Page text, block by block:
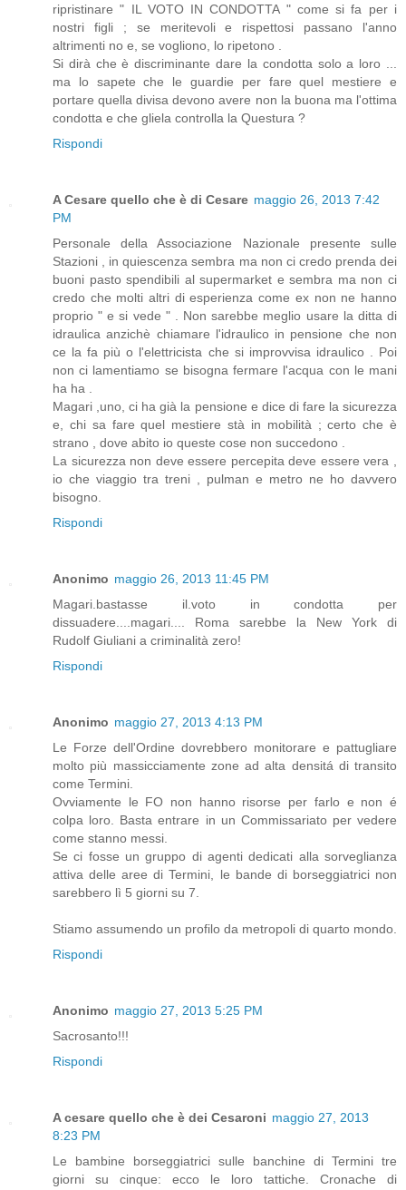
ripristinare " IL VOTO IN CONDOTTA " come si fa per i
nostri figli ; se meritevoli e rispettosi passano l'anno
altrimenti no e, se vogliono, lo ripetono .
Si dirà che è discriminante dare la condotta solo a loro ...
ma lo sapete che le guardie per fare quel mestiere e
portare quella divisa devono avere non la buona ma l'ottima
condotta e che gliela controlla la Questura ?
Rispondi
A Cesare quello che è di Cesare maggio 26, 2013 7:42
PM
Personale della Associazione Nazionale presente sulle
Stazioni , in quiescenza sembra ma non ci credo prenda dei
buoni pasto spendibili al supermarket e sembra ma non ci
credo che molti altri di esperienza come ex non ne hanno
proprio " e si vede " . Non sarebbe meglio usare la ditta di
idraulica anzichè chiamare l'idraulico in pensione che non
ce la fa più o l'elettricista che si improvvisa idraulico . Poi
non ci lamentiamo se bisogna fermare l'acqua con le mani
ha ha .
Magari ,uno, ci ha già la pensione e dice di fare la sicurezza
e, chi sa fare quel mestiere stà in mobilità ; certo che è
strano , dove abito io queste cose non succedono .
La sicurezza non deve essere percepita deve essere vera ,
io che viaggio tra treni , pulman e metro ne ho davvero
bisogno.
Rispondi
Anonimo maggio 26, 2013 11:45 PM
Magari.bastasse il.voto in condotta per
dissuadere....magari.... Roma sarebbe la New York di
Rudolf Giuliani a criminalità zero!
Rispondi
Anonimo maggio 27, 2013 4:13 PM
Le Forze dell'Ordine dovrebbero monitorare e pattugliare
molto più massicciamente zone ad alta densitá di transito
come Termini.
Ovviamente le FO non hanno risorse per farlo e non é
colpa loro. Basta entrare in un Commissariato per vedere
come stanno messi.
Se ci fosse un gruppo di agenti dedicati alla sorveglianza
attiva delle aree di Termini, le bande di borseggiatrici non
sarebbero lì 5 giorni su 7.
Stiamo assumendo un profilo da metropoli di quarto mondo.
Rispondi
Anonimo maggio 27, 2013 5:25 PM
Sacrosanto!!!
Rispondi
A cesare quello che è dei Cesaroni maggio 27, 2013
8:23 PM
Le bambine borseggiatrici sulle banchine di Termini tre
giorni su cinque: ecco le loro tattiche. Cronache di